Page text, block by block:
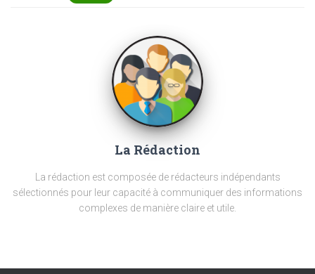
La Rédaction
La rédaction est composée de rédacteurs indépendants
sélectionnés pour leur capacité à communiquer des informations
complexes de manière claire et utile.